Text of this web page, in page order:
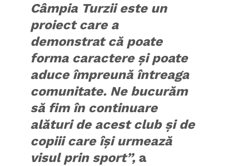
Câmpia Turzii este un
proiect care a
demonstrat că poate
forma caractere și poate
aduce împreună întreaga
comunitate. Ne bucurăm
să fim în continuare
alături de acest club și de
copiii care își urmează
visul prin sport”, a